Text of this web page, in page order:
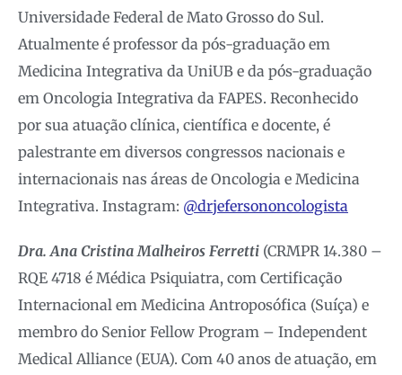
Universidade Federal de Mato Grosso do Sul.
Atualmente é professor da pós-graduação em
Medicina Integrativa da UniUB e da pós-graduação
em Oncologia Integrativa da FAPES. Reconhecido
por sua atuação clínica, científica e docente, é
palestrante em diversos congressos nacionais e
internacionais nas áreas de Oncologia e Medicina
Integrativa. Instagram: @drjefersononcologista
Dra. Ana Cristina Malheiros Ferretti (CRMPR 14.380 –
RQE 4718 é Médica Psiquiatra, com Certificação
Internacional em Medicina Antroposófica (Suíça) e
membro do Senior Fellow Program – Independent
Medical Alliance (EUA). Com 40 anos de atuação, em